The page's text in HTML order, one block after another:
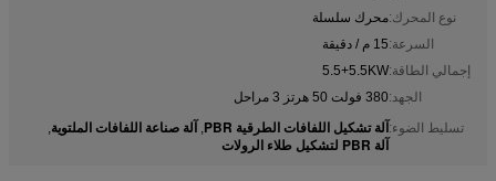
نوع المحرك:محرك سلسلة
السرعة:15 م / دقيقة
إجمالي الطاقة:5.5+5.5KW
الجهد:380 فولت 50 هرتز 3 مراحل
تسليط الضوء:آلة تشكيل اللفافات الطرقية PBR , آلة صناعة اللفافات الملتوية,
آلة PBR لتشكيل طلاء الرولات